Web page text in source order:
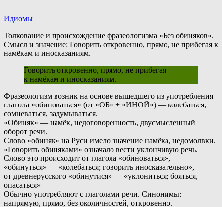
Идиомы
Толкование и происхождение фразеологизма «Без обиняков».
Смысл и значение: Говорить откровенно, прямо, не прибегая к
намёкам и иносказаниям.
Говорить откровенно, прямо, не прибегая
к намёкам и иносказаниям.
Фразеологизм возник на основе вышедшего из употребления
глагола «обиноваться» (от «ОБ» + «ИНОЙ») — колебаться,
сомневаться, задумываться.
«Обиняк» — намёк, недоговоренность, двусмысленный
оборот речи.
Слово «обиняк» на Руси имело значение намёка, недомолвки.
«Говорить обиняками» означало вести уклончивую речь.
Слово это происходит от глагола «обиноваться»,
«обинуться» — «колебаться; говорить иносказательно»,
от древнерусского «обинутися» — «уклониться; бояться,
опасаться»
Обычно употребляют с глаголами речи. Синонимы:
напрямую, прямо, без околичностей, откровенно.